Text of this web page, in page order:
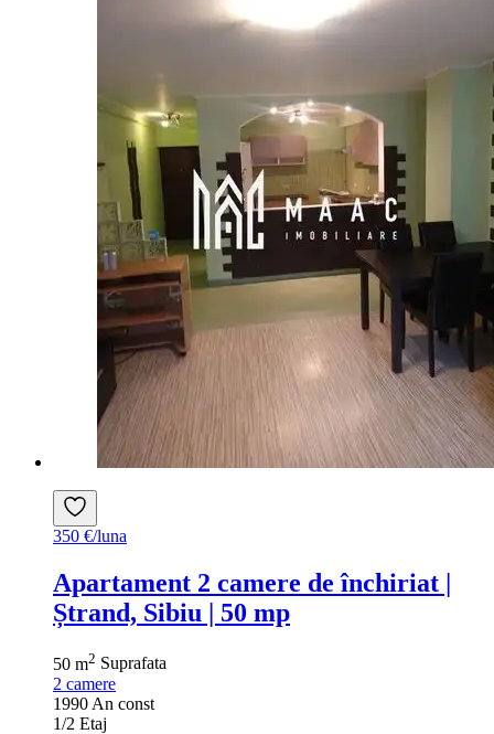
350 €/luna
Apartament 2 camere de închiriat |
Ștrand, Sibiu | 50 mp
50 m2 Suprafata
2 camere
1990 An const
1/2 Etaj